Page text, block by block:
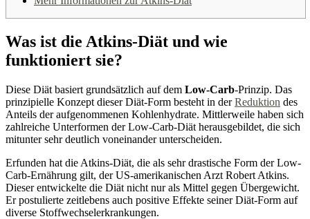
Was ist die Atkins-Diät und wie
funktioniert sie?
Diese Diät basiert grundsätzlich auf dem Low-Carb-Prinzip. Das
prinzipielle Konzept dieser Diät-Form besteht in derReduktion des
Anteils der aufgenommenen Kohlenhydrate. Mittlerweile haben sich
zahlreiche Unterformen der Low-Carb-Diät herausgebildet, die sich
mitunter sehr deutlich voneinander unterscheiden.
Erfunden hat die Atkins-Diät, die als sehr drastische Form der Low-
Carb-Ernährung gilt, der US-amerikanischen Arzt Robert Atkins.
Dieser entwickelte die Diät nicht nur als Mittel gegen Übergewicht.
Er postulierte zeitlebens auch positive Effekte seiner Diät-Form auf
diverse Stoffwechselerkrankungen.